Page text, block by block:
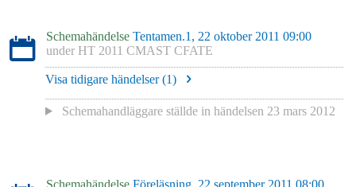
Schemahändelse Tentamen.1, 22 oktober 2011 09:00
under HT 2011 CMAST CFATE
Visa tidigare händelser (1)
Schemahandläggare ställde in händelsen 23 mars 2012